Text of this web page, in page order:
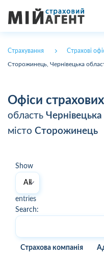
Страхування Страхові
Сторожинець, Чернівецька
Офіси
область Чернівецька
місто Сторожинець
Show
entries
Search:
Страхова компанія